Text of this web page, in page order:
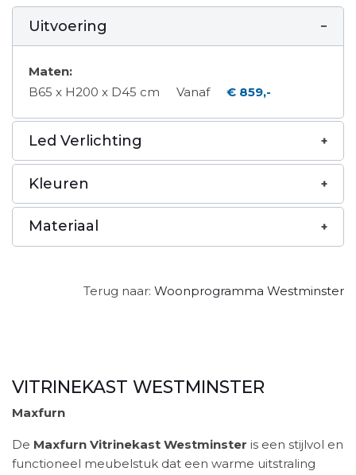
Uitvoering
Maten:
B65 x H200 x D45 cm
Vanaf € 859,-
Led Verlichting
Kleuren
Materiaal
Terug naar: Woonprogramma Westminster
VITRINEKAST WESTMINSTER
Maxfurn
De Maxfurn Vitrinekast Westminster is een stijlvol en
functioneel meubelstuk dat een warme uitstraling